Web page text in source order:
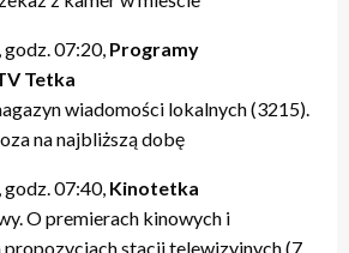
Prezydenta / Pytania do Starosty
Tczew
/ Fabryczne Pogaduszki
Pogoda
/ Fabryczne Pogaduszki
z tygodnia
07:20, Programy
Tetka
wiadomości lokalnych (3215).
na najbliższą dobę
07:40, Kinotetka
O premierach kinowych i
propozycjach stacji telewizyjnych (7